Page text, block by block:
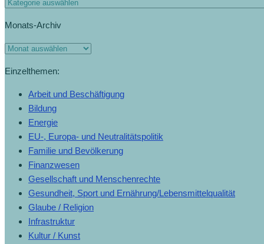
Monats-Archiv
Einzelthemen:
Arbeit und Beschäftigung
Bildung
Energie
EU-, Europa- und Neutralitätspolitik
Familie und Bevölkerung
Finanzwesen
Gesellschaft und Menschenrechte
Gesundheit, Sport und Ernährung/Lebensmittelqualität
Glaube / Religion
Infrastruktur
Kultur / Kunst